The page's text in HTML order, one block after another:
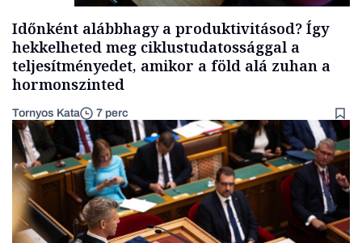
Időnként alábbhagy a produktivitásod? Így
hekkelheted meg ciklustudatossággal a
teljesítményedet, amikor a föld alá zuhan a
hormonszinted
Tornyos Kata 7 perc